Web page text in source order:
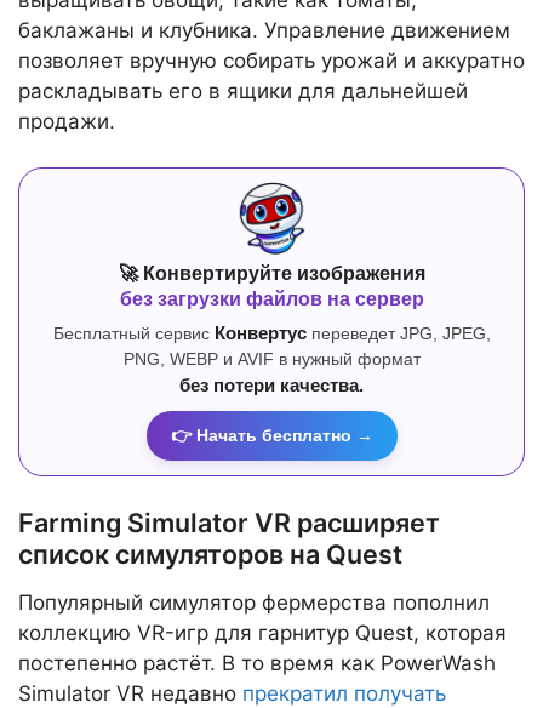
баклажаны и клубника. Управление движением
позволяет вручную собирать урожай и аккуратно
раскладывать его в ящики для дальнейшей
продажи.
🚀 Конвертируйте изображения
без загрузки файлов на сервер
Бесплатный сервис Конвертуспереведет JPG, JPEG,
PNG, WEBP и AVIF в нужный формат
без потери качества.
👉 Начать бесплатно →
Farming Simulator VR расширяет
список симуляторов на Quest
Популярный симулятор фермерства пополнил
коллекцию VR-игр для гарнитур Quest, которая
постепенно растёт. В то время как PowerWash
Simulator VR недавно прекратил получать